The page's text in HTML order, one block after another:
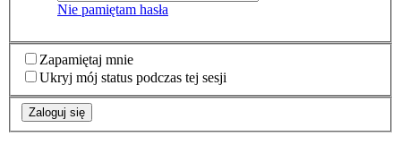
Nie pamiętam hasła
Zapamiętaj mnie
Ukryj mój status podczas tej sesji